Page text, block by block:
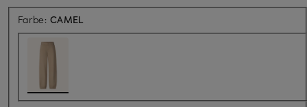
Farbe:CAMEL